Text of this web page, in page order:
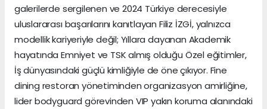
galerilerde sergilenen ve 2024 Türkiye derecesiyle
uluslararası başarılarını kanıtlayan Filiz İZGİ, yalnızca
modellik kariyeriyle değil; Yıllara dayanan Akademik
hayatında Emniyet ve TSK almış olduğu Özel eğitimler,
İş dünyasındaki güçlü kimliğiyle de öne çıkıyor. Fine
dining restoran yönetiminden organizasyon amirliğine,
lider bodyguard görevinden VIP yakın koruma alanındaki